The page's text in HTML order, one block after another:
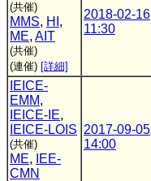
(共催)
MMS, HI ,
ME, AIT
(共催)
(連催) [詳細]
2018-02-16
11:30
IEICE-
EMM,
IEICE-IE,
IEICE-LOIS
(共催)
ME,
IEE-
CMN
2017-09-05
14:00